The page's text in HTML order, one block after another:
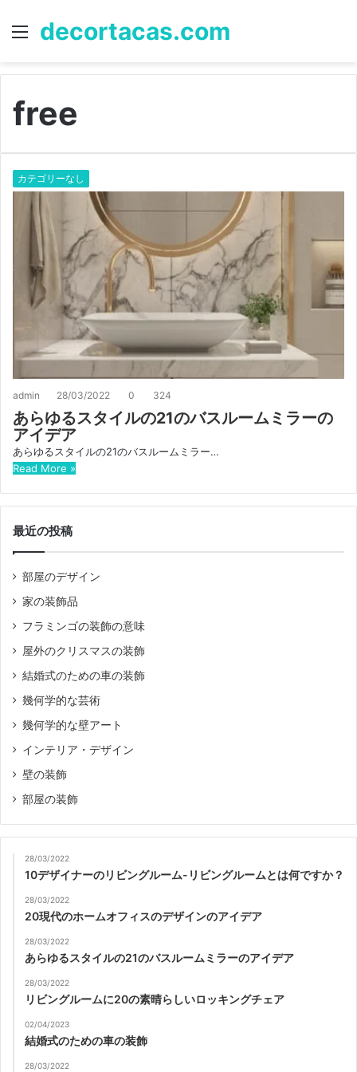
Menu
decortacas.com
free
カテゴリーなし
admin 28/03/2022 0 324
あらゆるスタイルの21のバスルームミラーの
アイデア
あらゆるスタイルの21のバスルームミラー…
Read More »
最近の投稿
部屋のデザイン
家の装飾品
フラミンゴの装飾の意味
屋外のクリスマスの装飾
結婚式のための車の装飾
幾何学的な芸術
幾何学的な壁アート
インテリア・デザイン
壁の装飾
部屋の装飾
28/03/2022
10デザイナーのリビングルーム-リビングルームとは何ですか？
28/03/2022
20現代のホームオフィスのデザインのアイデア
28/03/2022
あらゆるスタイルの21のバスルームミラーのアイデア
28/03/2022
リビングルームに20の素晴らしいロッキングチェア
02/04/2023
結婚式のための車の装飾
28/03/2022